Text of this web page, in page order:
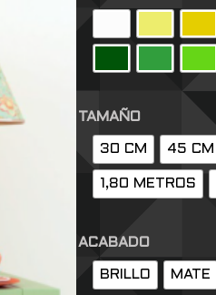
TAMAÑO
30 CM 45 CM
1,80 METROS
ACABADO
BRILLO MATE